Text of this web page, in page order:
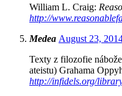
William L. Craig:
http://
Medea August 23,
Texty z filozofie
ateistu) Grahama
http://infidels.org/